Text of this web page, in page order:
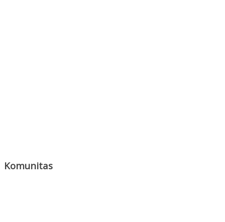
Komunitas